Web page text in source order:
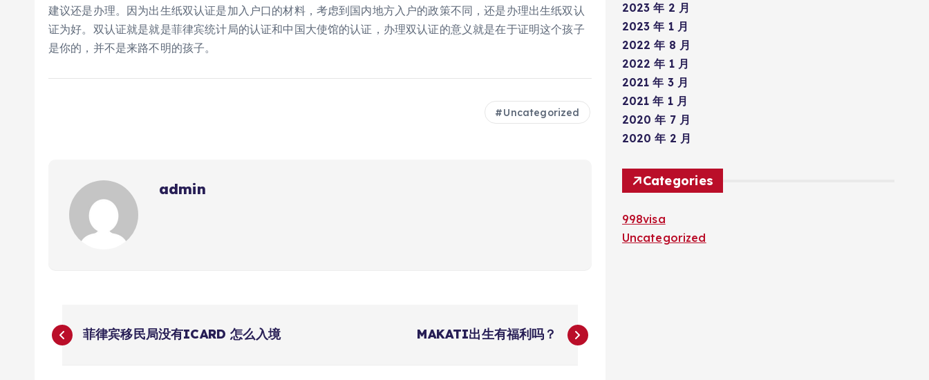
建议还是办理。因为出生纸双认证是加入户口的材料，考虑到国内地方入户的政策不同，还是办理出生纸双认
证为好。双认证就是就是菲律宾统计局的认证和中国大使馆的认证，办理双认证的意义就是在于证明这个孩子
是你的，并不是来路不明的孩子。
Uncategorized
admin
文
菲律宾移民局没有ICARD 怎么入境 MAKATI出生有福利吗？
2023 年 2 月
2023 年 1 月
2022 年 8 月
2022 年 1 月
2021 年 3 月
2021 年 1 月
2020 年 7 月
2020 年 2 月
Categories
998visa
Uncategorized